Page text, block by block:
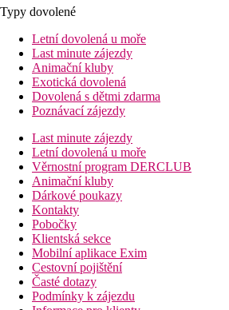
Typy dovolené
Letní dovolená u moře
Last minute zájezdy
Animační kluby
Exotická dovolená
Dovolená s dětmi zdarma
Poznávací zájezdy
Last minute zájezdy
Letní dovolená u moře
Věrnostní program DERCLUB
Animační kluby
Dárkové poukazy
Kontakty
Pobočky
Klientská sekce
Mobilní aplikace Exim
Cestovní pojištění
Časté dotazy
Podmínky k zájezdu